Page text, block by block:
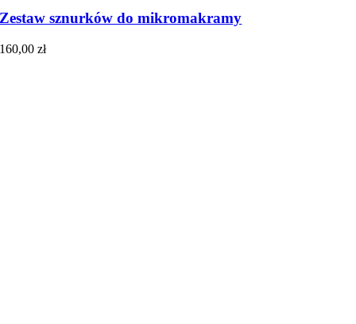
Zestaw sznurków do mikromakramy
160,00zł